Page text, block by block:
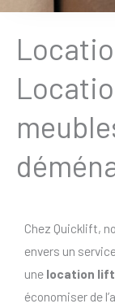
Chez Quicklift,
envers un
une location lift
économiser de